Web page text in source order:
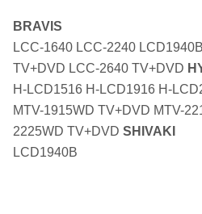
BRAVIS
LCC-1640 LCC-2240
TV+DVD LCС-2640 TV+DVD
H-LCD1516 H-LCD1916 H-
MTV-1915WD TV+DVD MTV-
2225WD TV+DVD SHIVAKI
LCD1940B